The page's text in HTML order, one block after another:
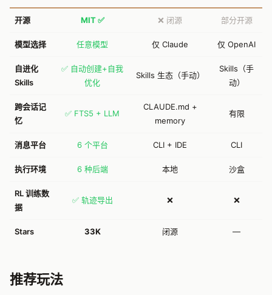
开源 MIT ✅ ❌ 闭源 部分开源
模型选择 任意模型 仅 Claude 仅 OpenAI
自进化
Skills
✅ 自动创建+自我
优化
Skills 生态（手动）
Skills（手
动）
跨会话记
忆
✅ FTS5 + LLM
CLAUDE.md +
memory
有限
消息平台 6 个平台 CLI + IDE CLI
执行环境 6 种后端 本地 沙盒
RL 训练数
据
✅ 轨迹导出 ❌ ❌
Stars 33K 闭源 —
推荐玩法